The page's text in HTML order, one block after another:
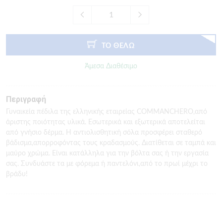
ΤΟ ΘΕΛΩ
Άμεσα Διαθέσιμο
Περιγραφή
Γυναικεία πέδιλα της ελληνικής εταιρείας COMMANCHERO,από
άριστης ποιότητας υλικά. Εσωτερικά και εξωτερικά αποτελείται
από γνήσιο δέρμα. Η αντιολισθητική σόλα προσφέρει σταθερό
βάδισμα,απορροφόντας τους κραδασμούς. Διατίθεται σε ταμπά και
μαύρο χρώμα. Είναι κατάλληλα για την βόλτα σας ή την εργασία
σας. Συνδυάστε τα με φόρεμα ή παντελόνι,από το πρωί μέχρι το
βράδυ!